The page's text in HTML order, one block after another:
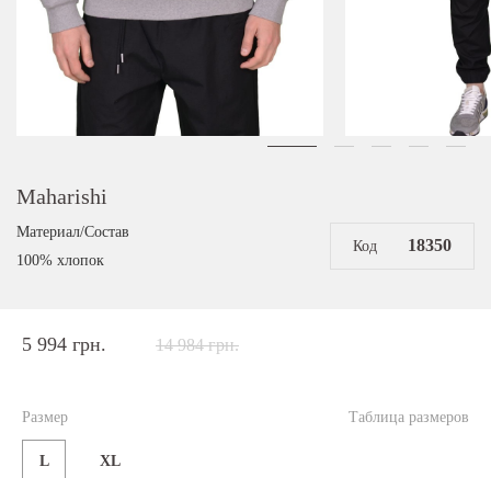
Maharishi
Материал/Состав
100% хлопок
Код 18350
5 994 грн. 14 984 грн.
Таблица размеров
Размер
L XL